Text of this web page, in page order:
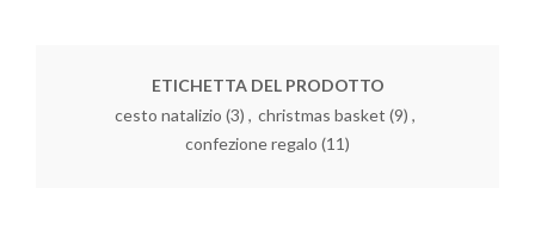
ETICHETTA DEL PRODOTTO
cesto natalizio (3) , christmas basket (9) ,
confezione regalo (11)